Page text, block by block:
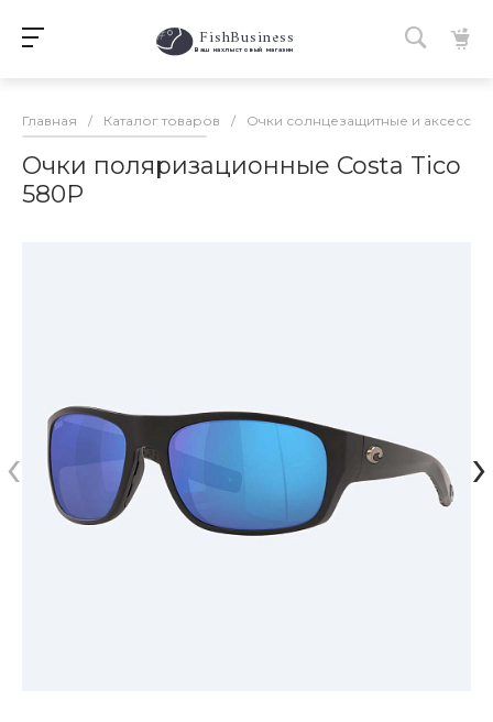
FishBusiness
Ваш нахлыстовый магазин
Главная / Каталог товаров / Очки солнцезащитные и
Очки поляризационные Costa Tico
580P
‹ ›